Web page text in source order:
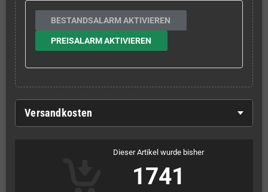
BESTANDSALARM AKTIVIEREN
PREISALARM AKTIVIEREN
Versandkosten
Dieser Artikel wurde bisher
1741